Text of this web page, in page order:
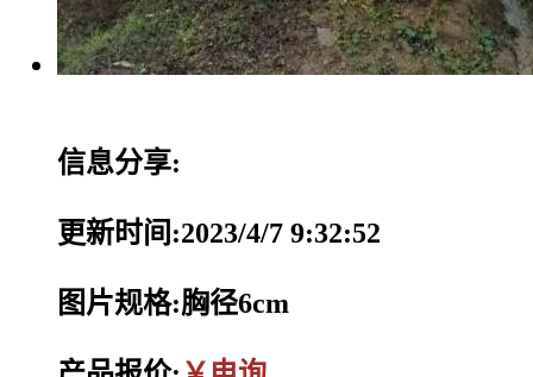
信息分享:
更新时间:2023/4/7 9:32:52
图片规格:胸径6cm